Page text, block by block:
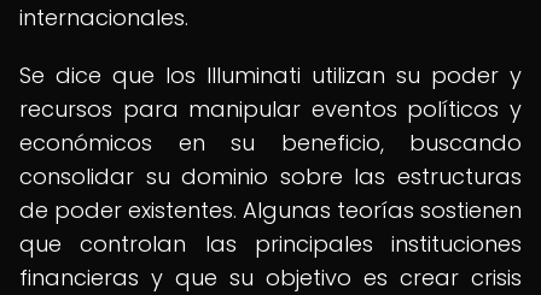
internacionales.
Se dice que los Illuminati utilizan su poder y
recursos para manipular eventos políticos y
económicos en su beneficio, buscando
consolidar su dominio sobre las estructuras
de poder existentes. Algunas teorías sostienen
que controlan las principales instituciones
financieras y que su objetivo es crear crisis